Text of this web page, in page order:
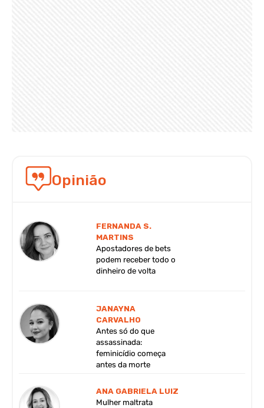
Opinião
FERNANDA S.
MARTINS
Apostadores de bets
podem receber todo o
dinheiro de volta
JANAYNA
CARVALHO
Antes só do que
assassinada:
feminicídio começa
antes da morte
ANA GABRIELA LUIZ
Mulher maltrata